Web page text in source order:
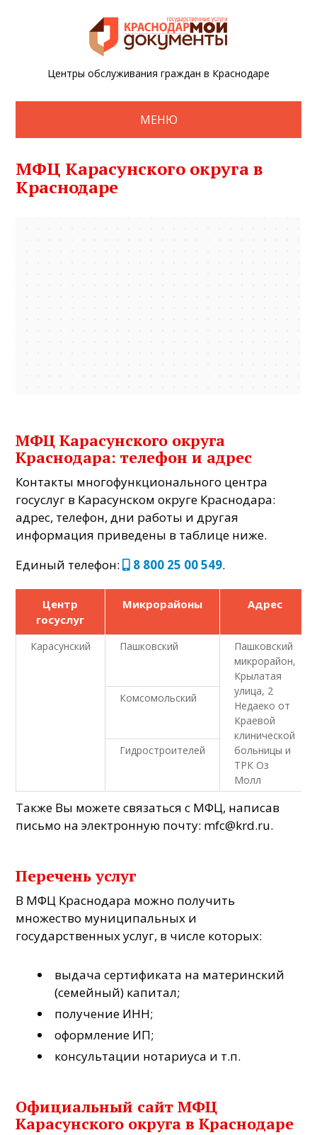
Центры обслуживания граждан в Краснодаре
МЕНЮ
МФЦ Карасунского округа в
Краснодаре
МФЦ Карасунского округа
Краснодара: телефон и адрес
Контакты многофункционального центра
госуслуг в Карасунском округе Краснодара:
адрес, телефон, дни работы и другая
информация приведены в таблице ниже.
Единый телефон:
8 800 25 00 549.
Центр
госуслуг
Микрорайоны Адрес
Карасунский Пашковский
Пашковский
микрорайон,
Крылатая
улица, 2
Недаеко от
Краевой
клинической
больницы и
ТРК Оз
Молл
Комсомольский
Гидростроителей
Также Вы можете связаться с МФЦ, написав
письмо на электронную почту: mfc@krd.ru.
Перечень услуг
В МФЦ Краснодара можно получить
множество муниципальных и
государственных услуг, в числе которых:
выдача сертификата на материнский
(семейный) капитал;
получение ИНН;
оформление ИП;
консультации нотариуса и т.п.
Официальный сайт МФЦ
Карасунского округа в Краснодаре